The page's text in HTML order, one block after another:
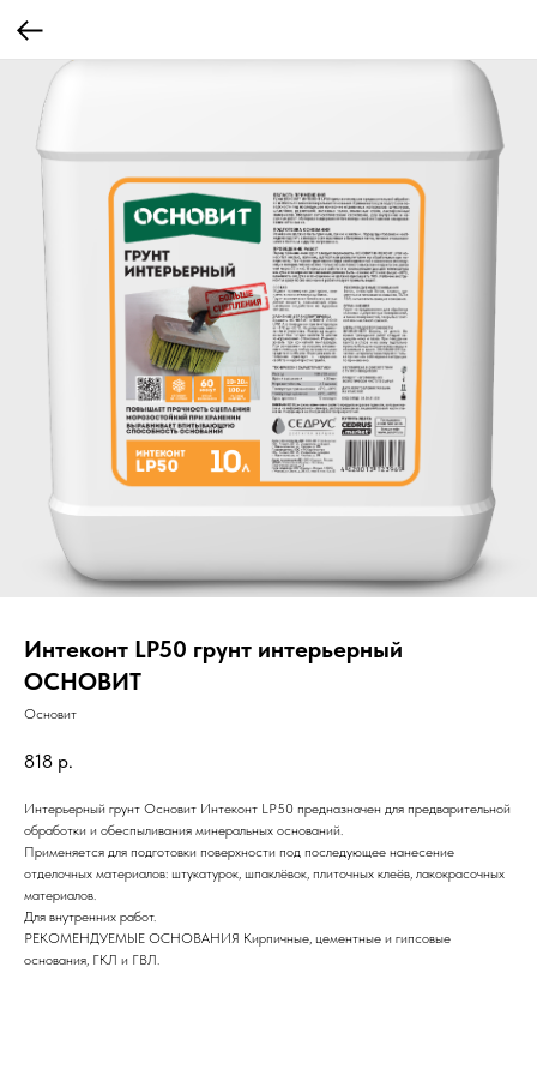
Интеконт LP50 грунт интерьерный
ОСНОВИТ
Основит
818 р.
Интерьерный грунт Основит Интеконт LP50 предназначен для предварительной
обработки и обеспыливания минеральных оснований.
Применяется для подготовки поверхности под последующее нанесение
отделочных материалов: штукатурок, шпаклёвок, плиточных клеёв, лакокрасочных
материалов.
Для внутренних работ.
РЕКОМЕНДУЕМЫЕ ОСНОВАНИЯ Кирпичные, цементные и гипсовые
основания, ГКЛ и ГВЛ.